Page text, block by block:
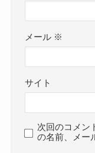
メール ※
サイト
次回のコメン
の名前、メー